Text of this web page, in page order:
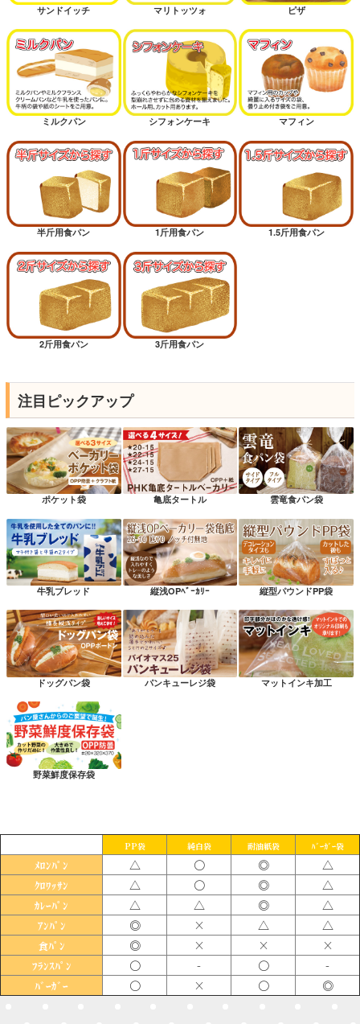
サンドイッチ マリトッツォ ピザ
ミルクパン シフォンケーキ マフィン
半斤用食パン 1斤用食パン 1.5斤用食パン
2斤用食パン 3斤用食パン
注目ピックアップ
ポケット袋 亀底タートル 雲竜食パン袋
牛乳ブレッド 縦浅OPﾍﾞｰｶﾘｰ 縦型パウンドPP袋
ドッグパン袋 パンキューレジ袋 マットインキ加工
野菜鮮度保存袋
PP袋 純白袋 耐油紙袋 ﾊﾞｰｶﾞｰ袋
ﾒﾛﾝﾊﾟﾝ △ 〇 ◎ △
ｸﾛﾜｯｻﾝ △ 〇 ◎ △
ｶﾚｰﾊﾟﾝ △ △ ◎ △
ｱﾝﾊﾟﾝ ◎ × △ △
食ﾊﾟﾝ ◎ × × ×
ﾌﾗﾝｽﾊﾟﾝ 〇 - 〇 -
ﾊﾞｰｶﾞｰ 〇 × 〇 ◎